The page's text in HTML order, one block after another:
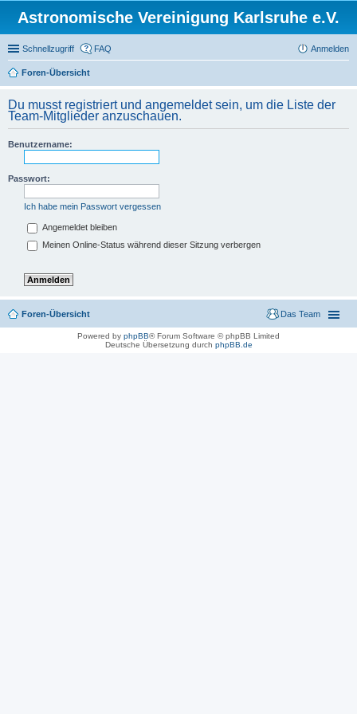
Astronomische Vereinigung Karlsruhe e.V.
Schnellzugriff FAQ Anmelden
Foren-Übersicht
Du musst registriert und angemeldet sein, um die Liste der
Team-Mitglieder anzuschauen.
Benutzername:
Passwort:
Ich habe mein Passwort vergessen
Angemeldet bleiben
Meinen Online-Status während dieser Sitzung verbergen
Foren-Übersicht Das Team
Powered by phpBB® Forum Software © phpBB Limited
Deutsche Übersetzung durch phpBB.de